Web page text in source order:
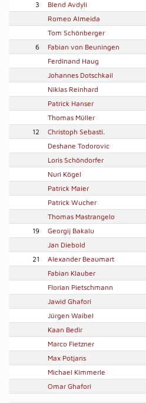
3
Blend Avdyli
Romeo Almeida
Tom Schönberger
6
Fabian von Beuningen
Ferdinand Haug
Johannes Dotschkail
Niklas Reinhard
Patrick Hanser
Thomas Müller
12
Christoph Sebasti.
Deshane Todorovic
Loris Schöndorfer
Nuri Kögel
Patrick Maier
Patrick Wucher
Thomas Mastrangelo
19
Georgij Bakalu
Jan Diebold
21
Alexander Beaumart
Fabian Klauber
Florian Pietschmann
Jawid Ghafori
Jürgen Waibel
Kaan Bedir
Marco Fietzner
Max Potjans
Michael Kimmerle
Omar Ghafori